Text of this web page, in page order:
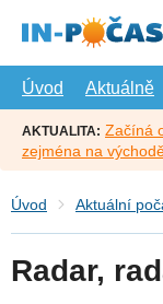
hlavní
Úvod
Aktuálně
AKTUALITA: Začíná
zejména na
Úvod Aktuální
Radar,